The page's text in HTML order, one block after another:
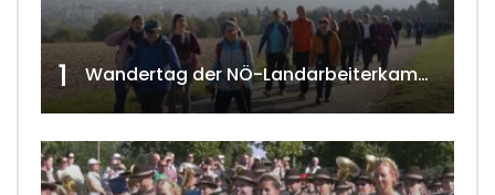
1 Wandertag der NÖ-Landarbeiterkammer in Hollabrunn 2024